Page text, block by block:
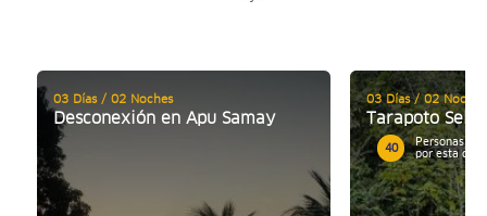
03 Días / 02 Noches
Desconexión en Apu Samay
03 Días / 02 Noches
Tarapoto
40
Personas
por esta